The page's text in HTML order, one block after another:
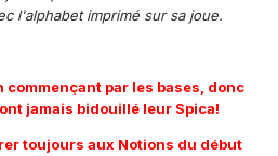
l'alphabet imprimé sur sa joue.
commençant par les bases, donc
jamais bidouillé leur Spica!
toujours aux Notions du début